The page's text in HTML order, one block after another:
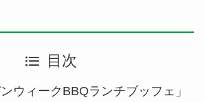
目次
ンウィークBBQランチブッフェ」